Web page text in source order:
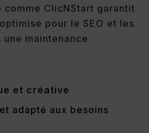
comme ClicNStart garantit
pour le SEO et les
maintenance
et créative
et adapté aux besoins